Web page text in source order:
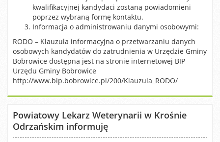
kwalifikacyjnej kandydaci zostaną powiadomieni
poprzez wybraną formę kontaktu.
Informacja o administrowaniu danymi osobowymi:
RODO – Klauzula informacyjna o przetwarzaniu danych
osobowych kandydatów do zatrudnienia w Urzędzie Gminy
Bobrowice dostępna jest na stronie internetowej BIP
Urzędu Gminy Bobrowice
http://www.bip.bobrowice.pl/200/Klauzula_RODO/
Powiatowy Lekarz Weterynarii w Krośnie
Odrzańskim informuję